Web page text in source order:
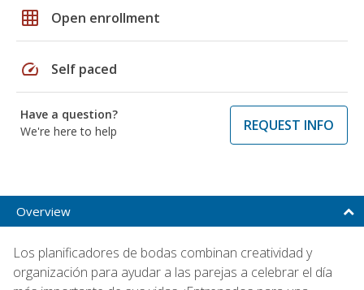
grid_on Open enrollment
speed Self paced
Have a question?
We're here to help
REQUEST INFO
Overview
Los planificadores de bodas combinan creatividad y
organización para ayudar a las parejas a celebrar el día